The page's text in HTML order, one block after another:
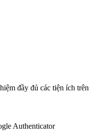
đầy đủ các tiện ích trên
Authenticator